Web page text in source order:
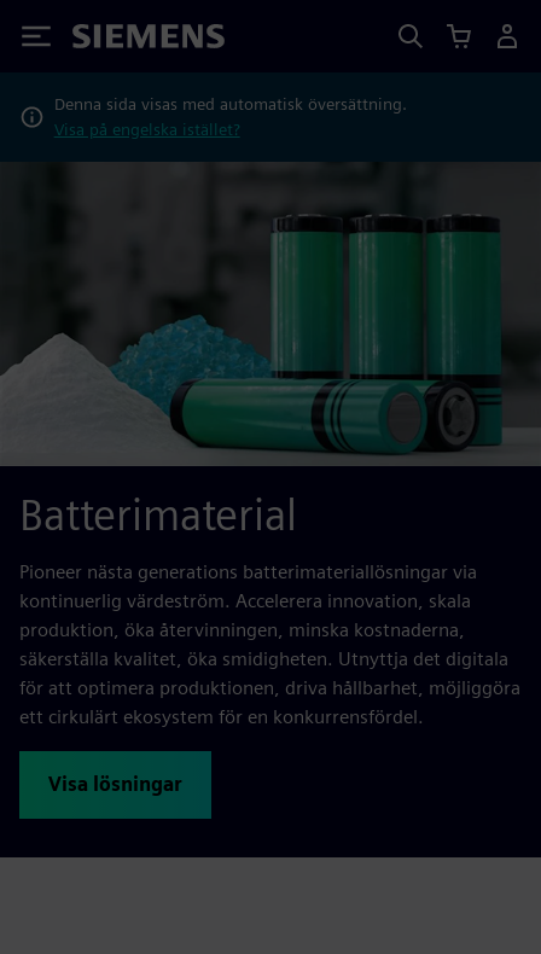
Siemens
Denna sida visas med automatisk översättning.
Visa på engelska istället?
Batterimaterial
Pioneer nästa generations batterimateriallösningar via
kontinuerlig värdeström. Accelerera innovation, skala
produktion, öka återvinningen, minska kostnaderna,
säkerställa kvalitet, öka smidigheten. Utnyttja det digitala
för att optimera produktionen, driva hållbarhet, möjliggöra
ett cirkulärt ekosystem för en konkurrensfördel.
Visa lösningar